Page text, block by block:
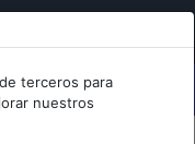
terceros para
nuestros